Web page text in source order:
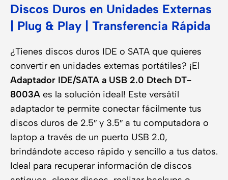
Discos Duros en Unidades Externas
| Plug & Play | Transferencia Rápida
¿Tienes discos duros IDE o SATA que quieres
convertir en unidades externas portátiles? ¡El
Adaptador IDE/SATA a USB 2.0 Dtech DT-
8003A es la solución ideal! Este versátil
adaptador te permite conectar fácilmente tus
discos duros de 2.5″ y 3.5″ a tu computadora o
laptop a través de un puerto USB 2.0,
brindándote acceso rápido y sencillo a tus datos.
Ideal para recuperar información de discos